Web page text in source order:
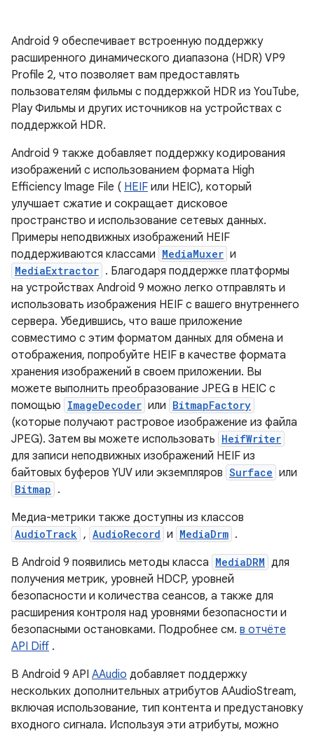
Android 9 обеспечивает встроенную поддержку
расширенного динамического диапазона (HDR) VP9
Profile 2, что позволяет вам предоставлять
пользователям фильмы с поддержкой HDR из YouTube,
Play Фильмы и других источников на устройствах с
поддержкой HDR.
Android 9 также добавляет поддержку кодирования
изображений с использованием формата High
Efficiency Image File ( HEIF или HEIC), который
улучшает сжатие и сокращает дисковое
пространство и использование сетевых данных.
Примеры неподвижных изображений HEIF
поддерживаются классами MediaMuxer и
MediaExtractor . Благодаря поддержке платформы
на устройствах Android 9 можно легко отправлять и
использовать изображения HEIF с вашего внутреннего
сервера. Убедившись, что ваше приложение
совместимо с этим форматом данных для обмена и
отображения, попробуйте HEIF в качестве формата
хранения изображений в своем приложении. Вы
можете выполнить преобразование JPEG в HEIC с
помощью ImageDecoder или BitmapFactory
(которые получают растровое изображение из файла
JPEG). Затем вы можете использовать HeifWriter
для записи неподвижных изображений HEIF из
байтовых буферов YUV или экземпляров Surface или
Bitmap .
Медиа-метрики также доступны из классов
AudioTrack , AudioRecord и MediaDrm .
В Android 9 появились методы класса MediaDRM для
получения метрик, уровней HDCP, уровней
безопасности и количества сеансов, а также для
расширения контроля над уровнями безопасности и
безопасными остановками. Подробнее см. в отчёте
API Diff .
В Android 9 API AAudio добавляет поддержку
нескольких дополнительных атрибутов AAudioStream,
включая использование, тип контента и предустановку
входного сигнала. Используя эти атрибуты, можно